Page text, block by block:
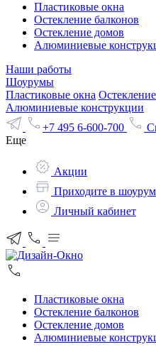
Пластиковые окна
Остекление балконов
Остекление домов
Алюминиевые
Наши работы
Шоурумы
Пластиковые окна
Алюминиевые конструкции
+7 495 6-600-700
Еще
Акции
Приходите в шоурум
Личный кабинет
Пластиковые окна
Остекление балконов
Остекление домов
Алюминиевые